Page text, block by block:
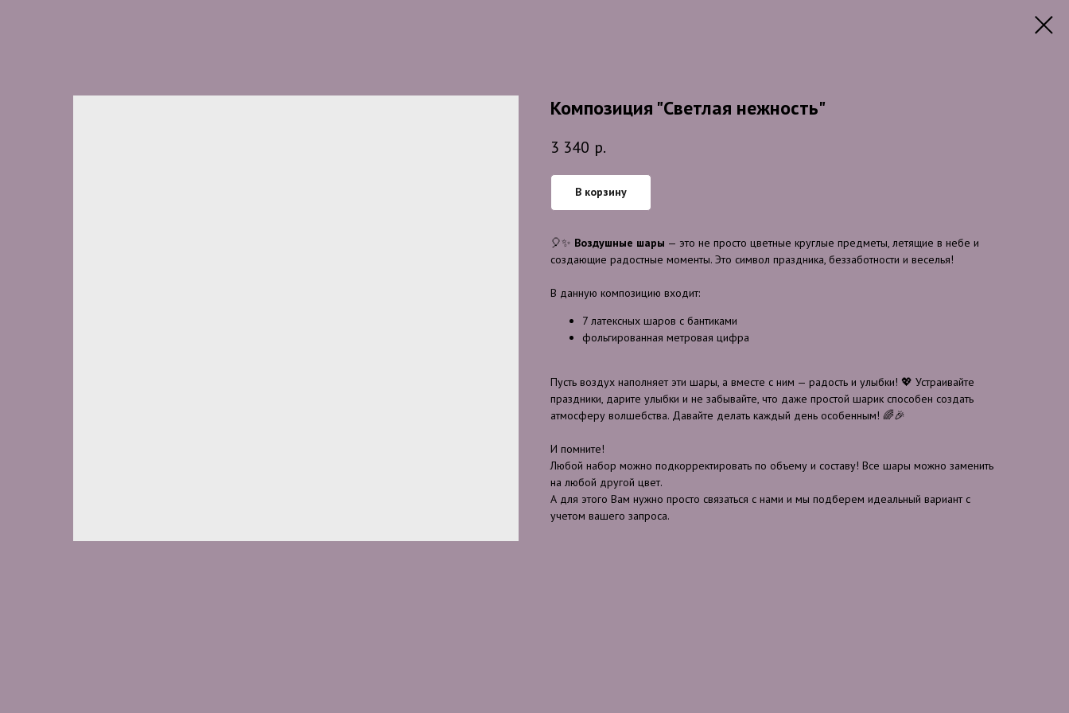
Композиция "Светлая нежность"
3 340 р.
В корзину
🎈✨ Воздушные шары — это не просто цветные круглые предметы, летящие в небе и
создающие радостные моменты. Это символ праздника, беззаботности и веселья!
В данную композицию входит:
7 латексных шаров с бантиками
фольгированная метровая цифра
Пусть воздух наполняет эти шары, а вместе с ним — радость и улыбки! 💖 Устраивайте
праздники, дарите улыбки и не забывайте, что даже простой шарик способен создать
атмосферу волшебства. Давайте делать каждый день особенным! 🌈🎉
И помните!
Любой набор можно подкорректировать по объему и составу! Все шары можно заменить
на любой другой цвет.
А для этого Вам нужно просто связаться с нами и мы подберем идеальный вариант с
учетом вашего запроса.